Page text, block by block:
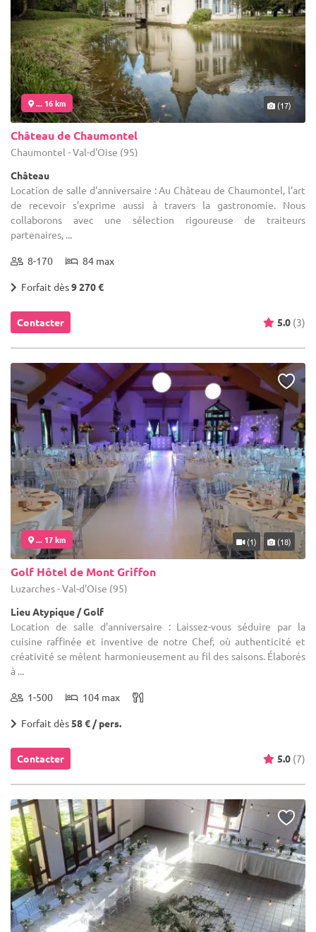
... 16 km (17)
Château de Chaumontel
Chaumontel - Val-d'Oise (95)
Château
Location de salle d'anniversaire : Au Château de Chaumontel, l’art
de recevoir s’exprime aussi à travers la gastronomie. Nous
collaborons avec une sélection rigoureuse de traiteurs
partenaires, ...
8-170 84 max
Forfait dès9 270 €
Contacter 5.0 (3)
... 17 km (1) (18)
Golf Hôtel de Mont Griffon
Luzarches - Val-d'Oise (95)
Lieu Atypique / Golf
Location de salle d'anniversaire : Laissez-vous séduire par la
cuisine raffinée et inventive de notre Chef, où authenticité et
créativité se mêlent harmonieusement au fil des saisons. Élaborés
à ...
1-500 104 max
Forfait dès58 € / pers.
Contacter 5.0 (7)